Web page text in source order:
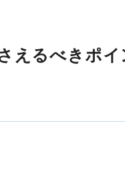
えるべきポ